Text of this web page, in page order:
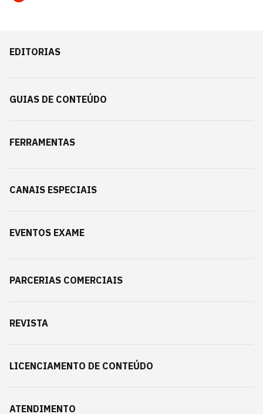
EDITORIAS
GUIAS DE CONTEÚDO
FERRAMENTAS
CANAIS ESPECIAIS
EVENTOS EXAME
PARCERIAS COMERCIAIS
REVISTA
LICENCIAMENTO DE CONTEÚDO
ATENDIMENTO